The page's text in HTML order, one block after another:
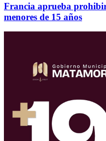
Francia aprueba prohibir
menores de 15 años